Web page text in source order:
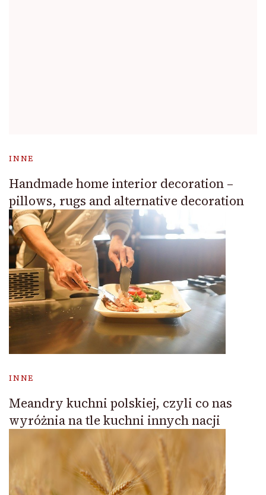
INNE
Handmade home interior decoration –
pillows, rugs and alternative decoration
INNE
Meandry kuchni polskiej, czyli co nas
wyróżnia na tle kuchni innych nacji